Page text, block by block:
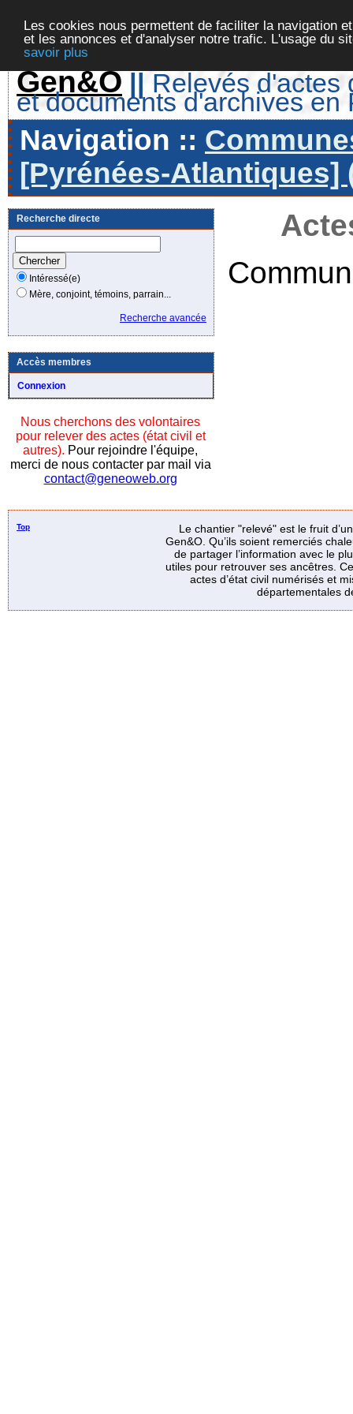
Les cookies nous permettent de faciliter la navigation
et les annonces et d'analyser notre trafic. L'usage du
savoir plus
Gen&O || Relevés d'actes
et documents d'archives en
Navigation ::
[Pyrénées-Atlantiques]
Recherche directe
Intéressé(e)
Mère, conjoint, témoins, parrain...
Recherche avancée
Accès membres
Connexion
Nous cherchons des volontaires
pour relever des actes (état civil et
autres). Pour rejoindre l'équipe,
merci de nous contacter par mail via
contact@geneoweb.org
Top
Le chantier "relevé" est le fruit
Gen&O. Qu’ils soient remerciés
de partager l’information avec le
utiles pour retrouver ses ancêtres.
actes d’état civil numérisés et
départementales